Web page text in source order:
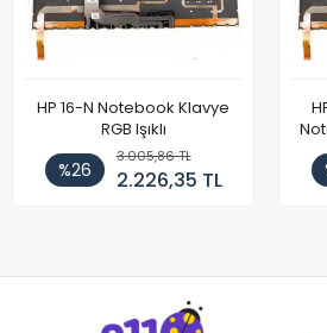
HP 16-N Notebook Klavye
RGB Işıklı
%26
3.005,86 TL
2.226,35 TL